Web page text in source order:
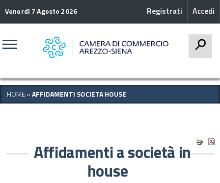
Venerdì 7 Agosto 2026 Accedi
Registrati
HOME»AFFIDAMENTI SOCIETA HOUSE
Affidamenti a società in
house